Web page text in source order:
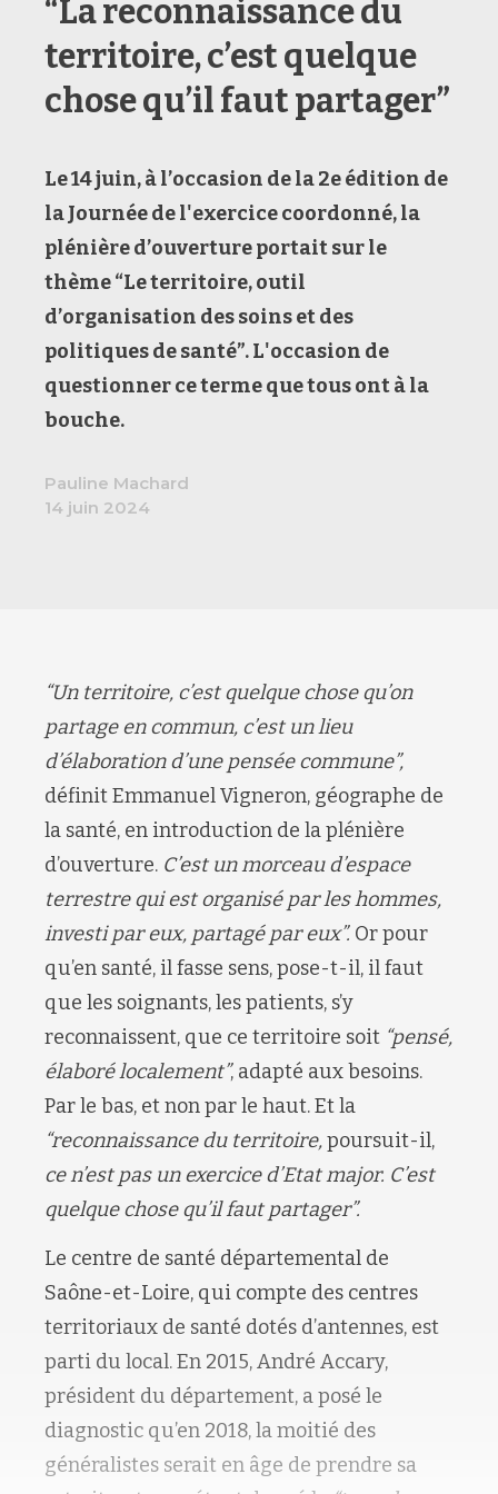
“La reconnaissance du
territoire, c’est quelque
chose qu’il faut partager”
Le 14 juin, à l’occasion de la 2e édition de
la Journée de l'exercice coordonné, la
plénière d’ouverture portait sur le
thème “Le territoire, outil
d’organisation des soins et des
politiques de santé”. L'occasion de
questionner ce terme que tous ont à la
bouche.
Pauline Machard
14 juin 2024
“Un territoire, c’est quelque chose qu’on
partage en commun, c’est un lieu
d’élaboration d’une pensée commune”,
définit Emmanuel Vigneron, géographe de
la santé, en introduction de la plénière
d’ouverture. C’est un morceau d’espace
terrestre qui est organisé par les hommes,
investi par eux, partagé par eux”. Or pour
qu’en santé, il fasse sens, pose-t-il, il faut
que les soignants, les patients, s’y
reconnaissent, que ce territoire soit “pensé,
élaboré localement”, adapté aux besoins.
Par le bas, et non par le haut. Et la
“reconnaissance du territoire,poursuit-il,
ce n’est pas un exercice d’Etat major. C’est
quelque chose qu’il faut partager”.
Le centre de santé départemental de
Saône-et-Loire, qui compte des centres
territoriaux de santé dotés d’antennes, est
parti du local. En 2015, André Accary,
président du département, a posé le
diagnostic qu’en 2018, la moitié des
généralistes serait en âge de prendre sa